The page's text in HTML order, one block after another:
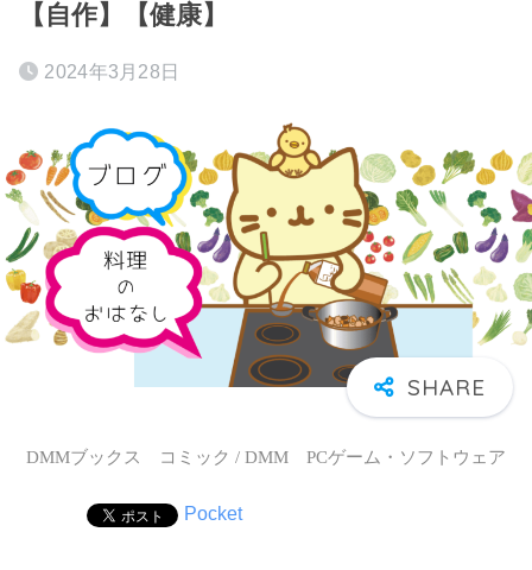
【自作】【健康】
2024年3月28日
DMMブックス コミック / DMM PCゲーム・ソフトウェア
Pocket